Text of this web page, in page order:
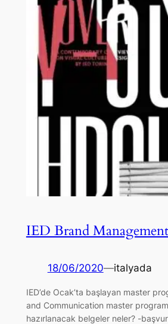
IED Brand
18/06/2020—italyada
IED’de Ocak’ta başlayan master
and Communication master
hazırlanacak belgeler neler? -